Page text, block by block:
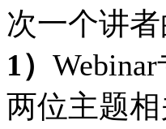
次一个讲
1）
两位主题